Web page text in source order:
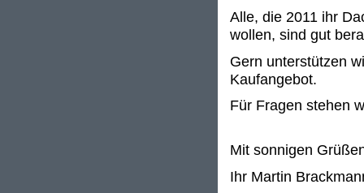
Alle, die 2011 ihr
wollen, sind gut
Gern unterstützen
Kaufangebot.
Für Fragen stehen
Mit sonnigen
Ihr Martin